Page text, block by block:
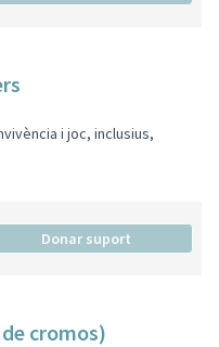
i joc, inclusius,
Donar suport
cromos)